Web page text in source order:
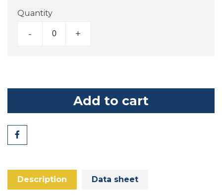
Quantity
- +
Add to cart
Share
Description Data sheet